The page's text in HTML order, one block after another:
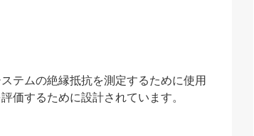
テムの絶縁抵抗を測定するために使用
価するために設計されています。